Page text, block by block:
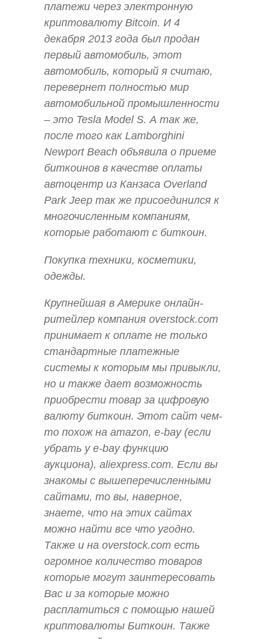
платежи через электронную
криптовалюту Bitcoin. И 4
декабря 2013 года был продан
первый автомобиль, этот
автомобиль, который я считаю,
перевернет полностью мир
автомобильной промышленности
– это Tesla Model S. А так же,
после того как Lamborghini
Newport Beach объявила о приеме
биткоинов в качестве оплаты
автоцентр из Канзаса Overland
Park Jeep так же присоединился к
многочисленным компаниям,
которые работают с биткоин.
Покупка техники, косметики,
одежды.
Крупнейшая в Америке онлайн-
ритейлер компания overstock.com
принимает к оплате не только
стандартные платежные
системы к которым мы привыкли,
но и также дает возможность
приобрести товар за цифровую
валюту биткоин. Этот сайт чем-
то похож на amazon, e-bay (если
убрать у e-bay функцию
аукциона), aliexpress.com. Если вы
знакомы с вышеперечисленными
сайтами, то вы, наверное,
знаете, что на этих сайтах
можно найти все что угодно.
Также и на overstock.com есть
огромное количество товаров
которые могут заинтересовать
Вас и за которые можно
расплатиться с помощью нашей
криптовалюты Биткоин. Также